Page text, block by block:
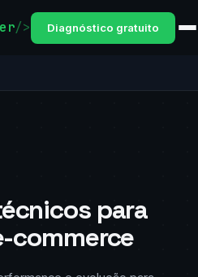
/> Diagnóstico gratuito
para
commerce